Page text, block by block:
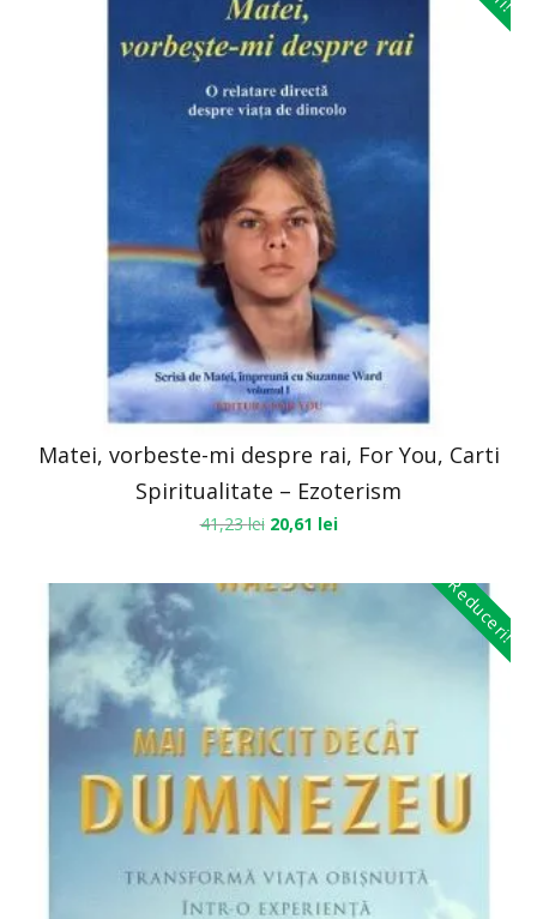
Matei, vorbeste-mi despre rai, For You, Carti
Spiritualitate – Ezoterism
41,23lei 20,61 lei
Reduceri!